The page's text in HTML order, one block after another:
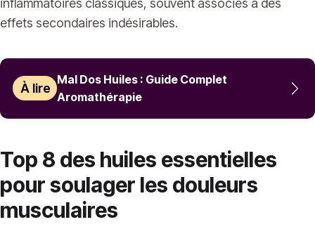
effets secondaires indésirables.
À lire
Mal Dos Huiles : Guide Complet
Aromathérapie
Top 8 des huiles essentielles
pour soulager les douleurs
musculaires